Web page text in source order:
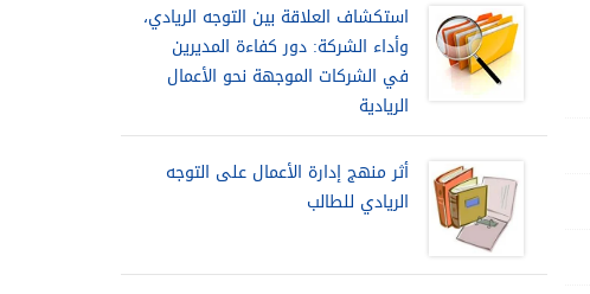
استكشاف العلاقة بين التوجه الريادي،
وأداء الشركة: دور كفاءة المديرين
في الشركات الموجهة نحو الأعمال
الريادية
أثر منهج إدارة الأعمال على التوجه
الريادي للطالب